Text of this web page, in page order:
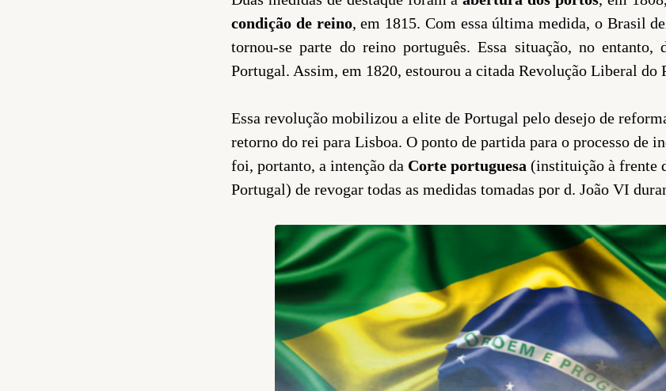
condição de reino, em 1815. Com essa última medida, o Brasil
tornou-se parte do reino português. Essa situação, no entanto,
Portugal. Assim, em 1820, estourou a citada Revolução Liberal do
Essa revolução mobilizou a elite de Portugal pelo desejo de
retorno do rei para Lisboa. O ponto de partida para o processo de
foi, portanto, a intenção da Corte portuguesa (instituição à frente
Portugal) de revogar todas as medidas tomadas por d. João VI